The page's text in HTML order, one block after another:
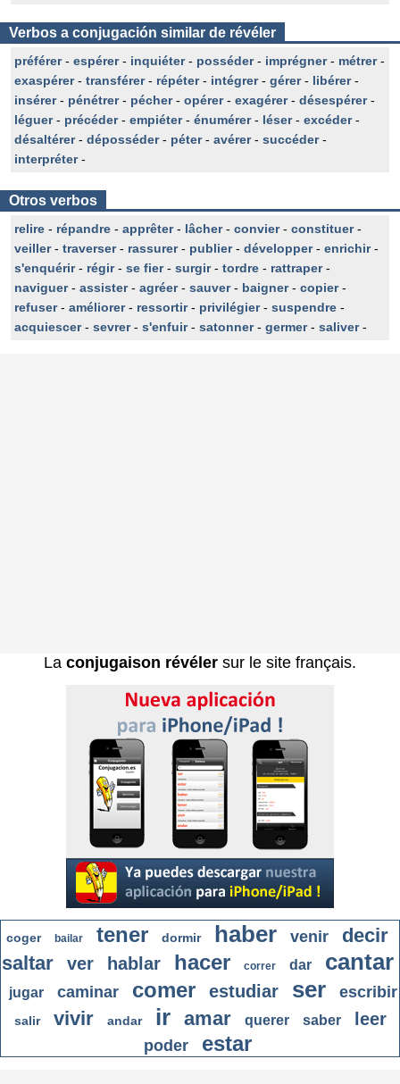
Verbos a conjugación similar de révéler
préférer- espérer- inquiéter- posséder- imprégner- métrer-
exaspérer- transférer- répéter- intégrer- gérer- libérer-
insérer- pénétrer- pécher- opérer- exagérer- désespérer-
léguer- précéder- empiéter- énumérer- léser- excéder-
désaltérer- déposséder- péter- avérer- succéder-
interpréter-
Otros verbos
relire - répandre - apprêter- lâcher- convier- constituer-
veiller- traverser- rassurer- publier- développer- enrichir-
s'enquérir- régir- se fier- surgir- tordre - rattraper-
naviguer- assister- agréer- sauver- baigner- copier-
refuser- améliorer- ressortir- privilégier- suspendre -
acquiescer- sevrer- s'enfuir- satonner- germer- saliver-
La conjugaison révéler sur le site français.
coger bailar tener dormir haber venir
decir
saltar
ver hablar hacer correr dar cantar
jugar caminar comer estudiar ser escribir
salir vivir andar ir amar querer saber leer
poder estar